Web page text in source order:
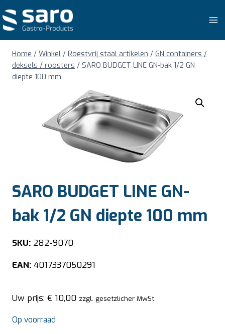
naar
inhoud
Home / Winkel / Roestvrij staal artikelen / GN containers /
deksels / roosters / SARO BUDGET LINE GN-bak 1/2 GN
diepte 100 mm
SARO BUDGET LINE GN-
bak 1/2 GN diepte 100 mm
SKU: 282-9070
EAN: 4017337050291
Uw prijs: € 10,00 zzgl. gesetzlicher MwSt.
Op voorraad